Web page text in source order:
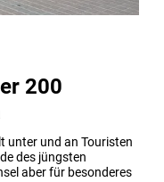
200
unter und an Touristen
des jüngsten
aber für besonderes